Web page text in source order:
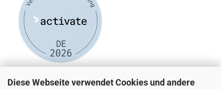
Diese Webseite verwendet Cookies und andere